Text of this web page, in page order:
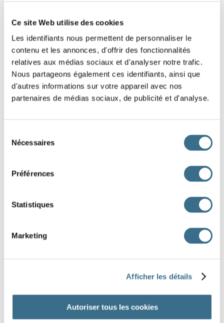
Ce site Web utilise des cookies
Les identifiants nous permettent de personnaliser le
contenu et les annonces, d'offrir des fonctionnalités
relatives aux médias sociaux et d'analyser notre trafic.
Nous partageons également ces identifiants, ainsi que
d'autres informations sur votre appareil avec nos
partenaires de médias sociaux, de publicité et d'analyse.
Nécessaires
Préférences
Statistiques
Marketing
Afficher les détails
Autoriser tous les cookies
Question 4.
rompre - Indicatif Imparfait
ilsromp
Question 5.
tordre - Indicatif Imparfait
noustord
rompre - Indicatif Imparfait
Question 10.